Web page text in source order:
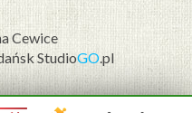
Cewice
StudioGO.pl